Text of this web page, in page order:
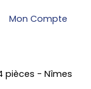
Mon Compte